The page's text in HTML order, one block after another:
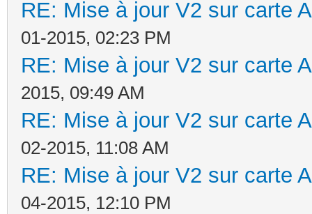
RE: Mise à jour V2 sur carte
01-2015, 02:23 PM
RE: Mise à jour V2 sur carte
2015, 09:49 AM
RE: Mise à jour V2 sur carte
02-2015, 11:08 AM
RE: Mise à jour V2 sur carte
04-2015, 12:10 PM